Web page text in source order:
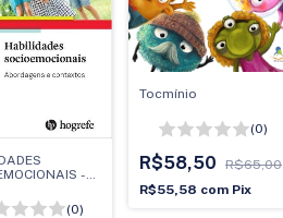
-
(0)
Tocmínio
(0)
R$58,50
R$65,00
R$55,58 com Pix